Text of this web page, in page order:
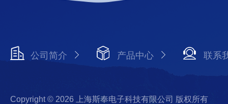
公司简介 产品中心 联系
Copyright © 2026 上海斯奉电子科技有限公司 版权所有